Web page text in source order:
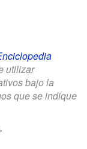
utilizar
bajo la
que se indique